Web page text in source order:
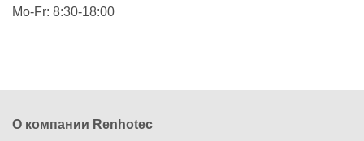
Mo-Fr: 8:30-18:00
О компании Renhotec